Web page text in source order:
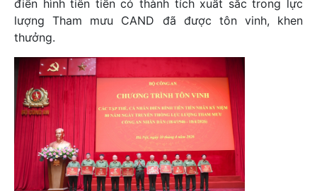
điển hình tiên tiến có thành tích xuất sắc trong lực
lượng Tham mưu CAND đã được tôn vinh, khen
thưởng.